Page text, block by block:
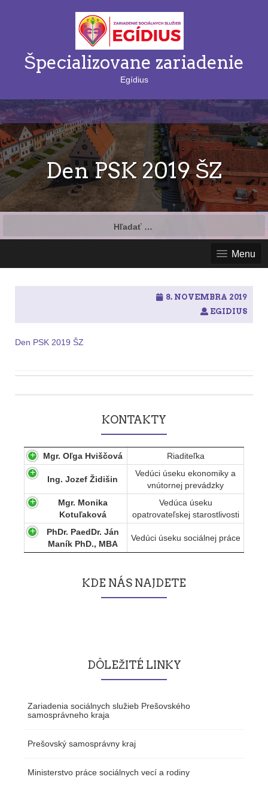
Špecializovane zariadenie
Egídius
Den PSK 2019 ŠZ
Menu
8. NOVEMBRA 2019
EGIDIUS
Den PSK 2019 ŠZ
navigation
KONTAKTY
Mgr. Oľga Hviščová Riaditeľka
Ing. Jozef Židišin
Vedúci úseku ekonomiky a
vnútornej prevádzky
Mgr. Monika
Kotuľaková
Vedúca úseku
opatrovateľskej starostlivosti
PhDr. PaedDr. Ján
Maník PhD., MBA
Vedúci úseku sociálnej práce
KDE NÁS NAJDETE
DÔLEŽITÉ LINKY
Zariadenia sociálnych služieb Prešovského
samosprávneho kraja
Prešovský samosprávny kraj
Ministerstvo práce sociálnych vecí a rodiny